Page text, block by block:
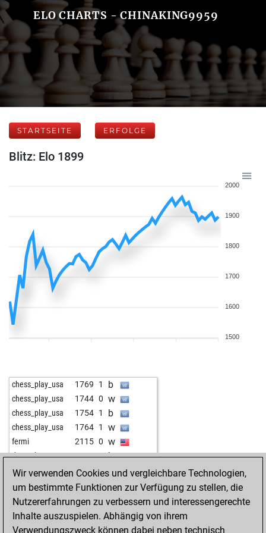
ELO CHARTS - CHINAKING9959
STARTSEITE ERFOLGE
Blitz: Elo 1899
2000
1900
1800
1700
1600
1500
chess_play_usa 1769 1 b
chess_play_usa 1744 0 w
chess_play_usa 1754 1 b
chess_play_usa 1764 1 w
fermi 2115 0 w
durvenboss 1766 1 b
durvenboss 1741 0 w
josha matin 2230 0 w
baerenschwach 1619 0 b
sadrazam07 1731 w
munkhbold 1787 0 b
Wir verwenden Cookies und vergleichbare Technologien,
um bestimmte Funktionen zur Verfügung zu stellen, die
Nutzererfahrungen zu verbessern und interessengerechte
Inhalte auszuspielen. Abhängig von ihrem
Verwendungszweck können dabei neben technisch